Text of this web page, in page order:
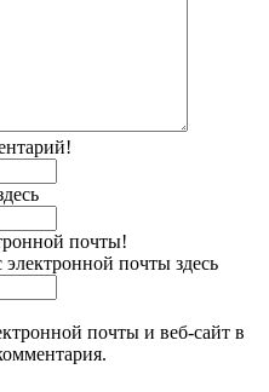
почты!
почты здесь
почты и веб-сайт в